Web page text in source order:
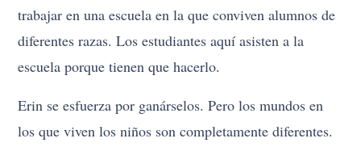
trabajar en una escuela en la que conviven alumnos de
diferentes razas. Los estudiantes aquí asisten a la
escuela porque tienen que hacerlo.
Erin se esfuerza por ganárselos. Pero los mundos en
los que viven los niños son completamente diferentes.